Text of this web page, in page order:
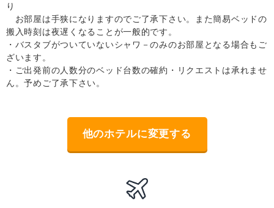
り
お部屋は手狭になりますのでご了承下さい。また簡易ベッドの
搬入時刻は夜遅くなることが一般的です。
・バスタブがついていないシャワ－のみのお部屋となる場合もご
ざいます。
・ご出発前の人数分のベッド台数の確約・リクエストは承れませ
ん。予めご了承下さい。
他のホテルに変更する